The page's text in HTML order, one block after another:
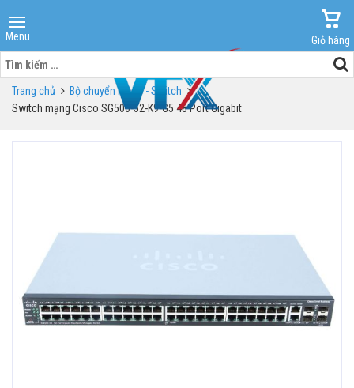
Menu
Giỏ hàng
Tìm
kiếm
cho:Trang chủ
Bộ chuyển mạch - Switch
Switch mạng Cisco SG500-52-K9-G5 48 Port Gigabit